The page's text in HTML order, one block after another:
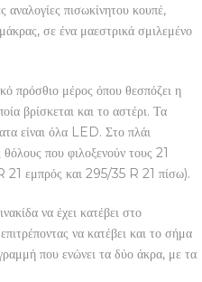
αναλογίες πισωκίνητου κουπέ,
σε ένα μαεστρικά σμιλεμένο
πρόσθιο μέρος όπου θεσπόζει η
βρίσκεται και το αστέρι. Τα
είναι όλα LED. Στο πλάι
που φιλοξενούν τους 21
21 εμπρός και 295/35 R 21 πίσω).
να έχει κατέβει στο
να κατέβει και το σήμα
που ενώνει τα δύο άκρα, με τα